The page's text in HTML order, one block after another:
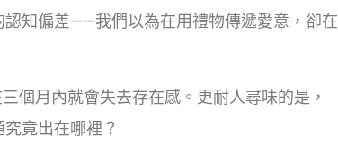
知偏差——我們以為在用禮物傳遞愛意，卻在
個月內就會失去存在感。更耐人尋味的是，
竟出在哪裡？